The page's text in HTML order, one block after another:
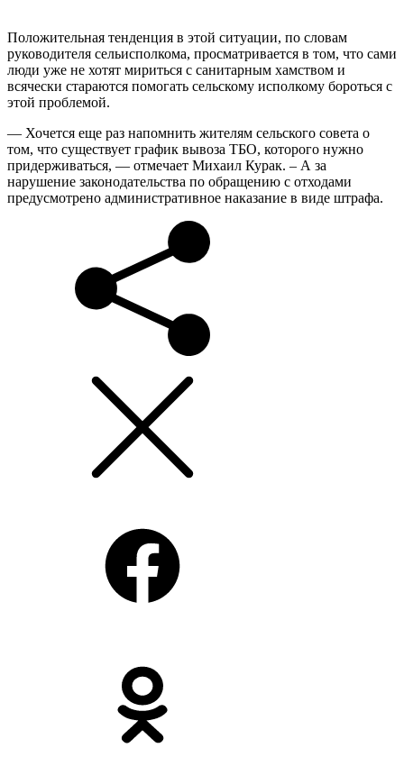
Положительная тенденция в этой ситуации, по словам
руководителя сельисполкома, просматривается в том, что сами
люди уже не хотят мириться с санитарным хамством и
всячески стараются помогать сельскому исполкому бороться с
этой проблемой.
— Хочется еще раз напомнить жителям сельского совета о
том, что существует график вывоза ТБО, которого нужно
придерживаться, — отмечает Михаил Курак. – А за
нарушение законодательства по обращению с отходами
предусмотрено административное наказание в виде штрафа.